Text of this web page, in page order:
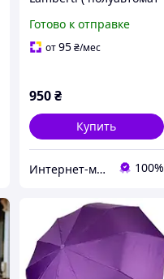
Готово к отправке
от95₴/мес
950₴
Купить
Интернет-магазин зонтов. Зонты Zest. Зонты Trust. Зонты Doppler. Зонты Pierre Cardin. 100%